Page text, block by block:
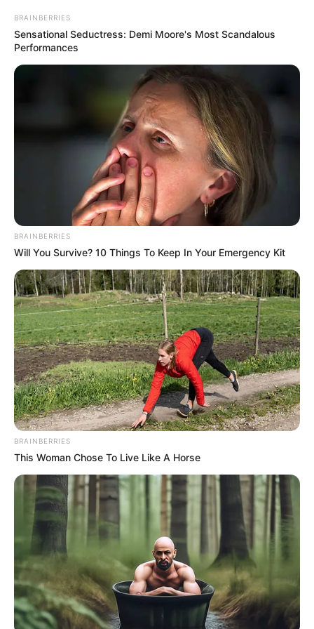
Im Kronburger Ortsteil Illerbeuren steht
Deutschland. Es existiert seit 1955, wird aber
kontinuierlich erweitert. Zu sehen sind unter anderem
mehr als 30 Häuser aus dem 17. bis 20. Jahrhundert, in
denen das einstige bäuerliche Leben in Schwaben
nachgestaltet wurde.
Auflistung von Ausflugszielen und
Sehenswürdigkeiten im Kreis Unterallgäu und in
Memmingen, die auch von unseren
Seitenbesuchern eingetragen wurden:
Türkheim - Historische Marktgemeinde mit Kleinem
Schloss, Großem Schloss, Schlossgarten und
Sieben-Schwaben-Museum. Informationen unterww
w.tuerkheim.de.
Schloss Kronburg - Das romantische
Renaissanceschloss bei Memmingen wird als Hotel
genutzt. Informationen unterwww.schloss-kronburg.
de.
Therme Bad Wörishofen - Ein Thermal- und
Wellnessbad mit Südseeflair und großem
Saunabereich sowie dem benachbarten Spaß- und
Familienbad "blue Fun". Informationen unter
erme-badwoerishofen.de.
Rundflüge über die Alpen - Vom Flugplatz in Bad
Wörishofen aus startet ein russischer Doppeldecker
BRAINBERRIES
Sensational Seductress: Demi Moore's Most Scandalous
Performances
BRAINBERRIES
Will You Survive? 10 Things To Keep In Your Emergency Kit
BRAINBERRIES
This Woman Chose To Live Like A Horse